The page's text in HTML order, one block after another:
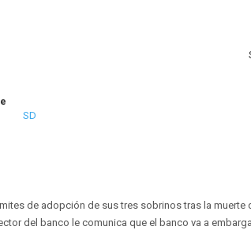
SD
de adopción de sus tres sobrinos tras la muerte
del banco le comunica que el banco va a